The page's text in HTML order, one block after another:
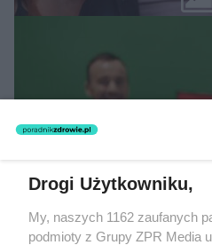
Drogi Użytkowniku,
My, naszych 1162 zaufanych
podmioty z Grupy ZPR Media